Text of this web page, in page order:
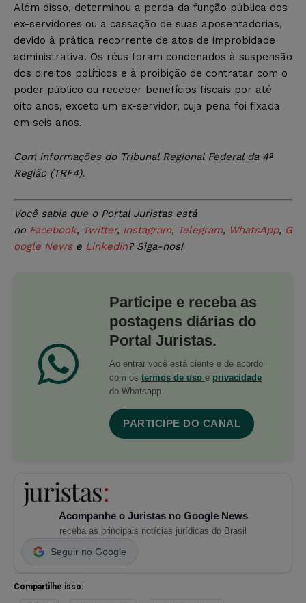
Além disso, determinou a perda da função pública dos
ex-servidores ou a cassação de suas aposentadorias,
devido à prática recorrente de atos de improbidade
administrativa. Os réus foram condenados à suspensão
dos direitos políticos e à proibição de contratar com o
poder público ou receber benefícios fiscais por até
oito anos, exceto um ex-servidor, cuja pena foi fixada
em seis anos.
Com informações do Tribunal Regional Federal da 4ª
Região (TRF4).
Você sabia que o Portal Juristas está
no Facebook, Twitter, Instagram, Telegram, WhatsApp, G
oogle Newse Linkedin? Siga-nos!
Participe e receba as
postagens diárias do
Portal Juristas.
Ao entrar você está ciente e de acordo
com os termos de uso e privacidade
do Whatsapp.
PARTICIPE DO CANAL
Acompanhe o Juristas no Google News
receba as principais notícias jurídicas do Brasil
Seguir no Google
Compartilhe isso: